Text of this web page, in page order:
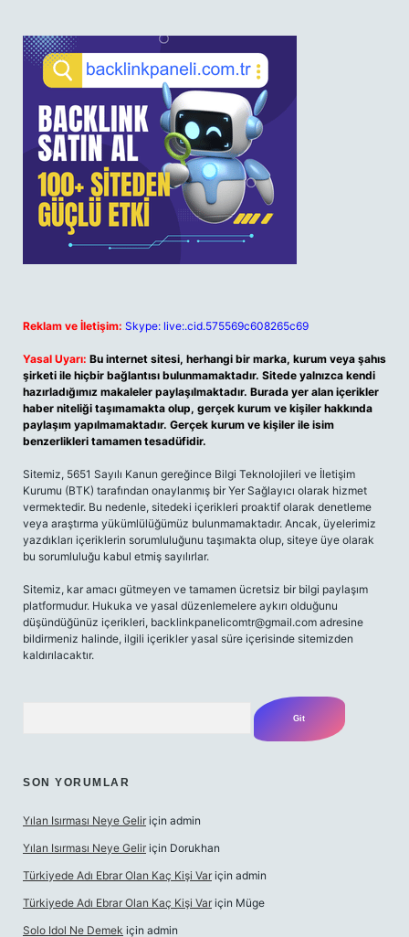
Reklam ve İletişim: Skype: live:.cid.575569c608265c69
Yasal Uyarı: Bu internet sitesi, herhangi bir marka, kurum veya şahıs
şirketi ile hiçbir bağlantısı bulunmamaktadır. Sitede yalnızca kendi
hazırladığımız makaleler paylaşılmaktadır. Burada yer alan içerikler
haber niteliği taşımamakta olup, gerçek kurum ve kişiler hakkında
paylaşım yapılmamaktadır. Gerçek kurum ve kişiler ile isim
benzerlikleri tamamen tesadüfidir.
Sitemiz, 5651 Sayılı Kanun gereğince Bilgi Teknolojileri ve İletişim
Kurumu (BTK) tarafından onaylanmış bir Yer Sağlayıcı olarak hizmet
vermektedir. Bu nedenle, sitedeki içerikleri proaktif olarak denetleme
veya araştırma yükümlülüğümüz bulunmamaktadır. Ancak, üyelerimiz
yazdıkları içeriklerin sorumluluğunu taşımakta olup, siteye üye olarak
bu sorumluluğu kabul etmiş sayılırlar.
Sitemiz, kar amacı gütmeyen ve tamamen ücretsiz bir bilgi paylaşım
platformudur. Hukuka ve yasal düzenlemelere aykırı olduğunu
düşündüğünüz içerikleri, backlinkpanelicomtr@gmail.com adresine
bildirmeniz halinde, ilgili içerikler yasal süre içerisinde sitemizden
kaldırılacaktır.
SON YORUMLAR
Yılan Isırması Neye Gelir için admin
Yılan Isırması Neye Gelir için Dorukhan
Türkiyede Adı Ebrar Olan Kaç Kişi Var için admin
Türkiyede Adı Ebrar Olan Kaç Kişi Var için Müge
Solo Idol Ne Demek için admin